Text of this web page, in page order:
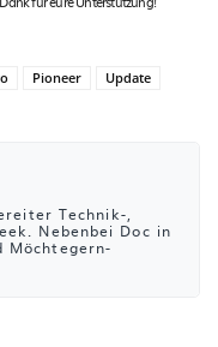
Pioneer Update
Technik-,
Nebenbei Doc in
Möchtegern-